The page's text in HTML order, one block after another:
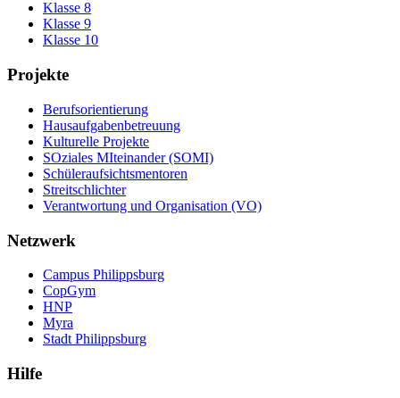
Klasse 8
Klasse 9
Klasse 10
Projekte
Berufsorientierung
Hausaufgabenbetreuung
Kulturelle Projekte
SOziales MIteinander (SOMI)
Schüleraufsichtsmentoren
Streitschlichter
Verantwortung und Organisation (VO)
Netzwerk
Campus Philippsburg
CopGym
HNP
Myra
Stadt Philippsburg
Hilfe